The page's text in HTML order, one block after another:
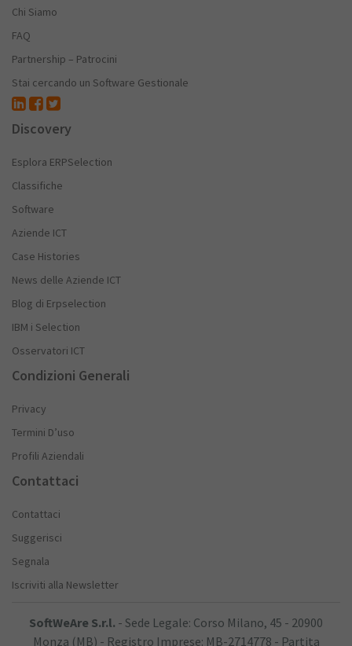
Chi Siamo
FAQ
Partnership – Patrocini
Stai cercando un Software Gestionale
Discovery
Esplora ERPSelection
Classifiche
Software
Aziende ICT
Case Histories
News delle Aziende ICT
Blog di Erpselection
IBM i Selection
Osservatori ICT
Condizioni Generali
Privacy
Termini D’uso
Profili Aziendali
Contattaci
Contattaci
Suggerisci
Segnala
Iscriviti alla Newsletter
SoftWeAre S.r.l. - Sede Legale: Corso Milano, 45 - 20900
Monza (MB) - Registro Imprese: MB-2714778 - Partita